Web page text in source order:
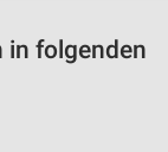
in folgenden